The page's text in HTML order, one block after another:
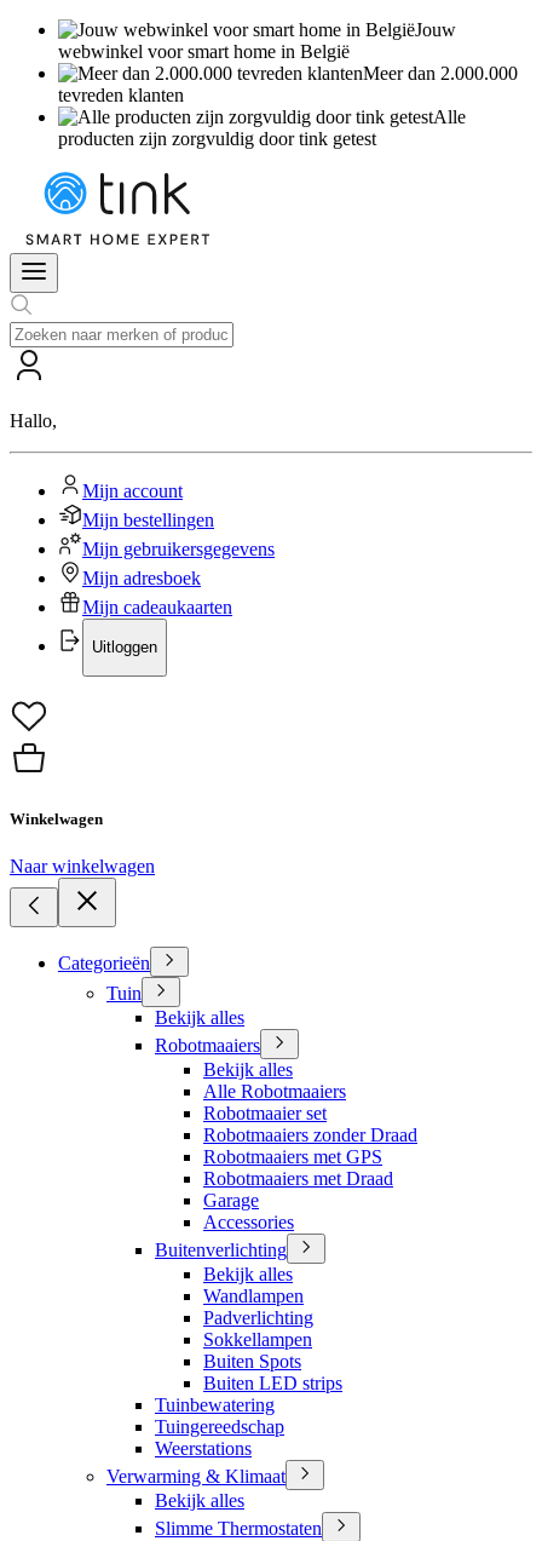
Jouw
webwinkel voor smart home in België
Meer dan 2.000.000
tevreden klanten
Alle
producten zijn zorgvuldig door tink getest
Hallo,
Mijn account
Mijn bestellingen
Mijn gebruikersgegevens
Mijn adresboek
Mijn cadeaukaarten
Uitloggen
Winkelwagen
Naar winkelwagen
Categorieën
Tuin
Bekijk alles
Robotmaaiers
Bekijk alles
Alle Robotmaaiers
Robotmaaier set
Robotmaaiers zonder Draad
Robotmaaiers met GPS
Robotmaaiers met Draad
Garage
Accessories
Buitenverlichting
Bekijk alles
Wandlampen
Padverlichting
Sokkellampen
Buiten Spots
Buiten LED strips
Tuinbewatering
Tuingereedschap
Weerstations
Verwarming & Klimaat
Bekijk alles
Slimme Thermostaten